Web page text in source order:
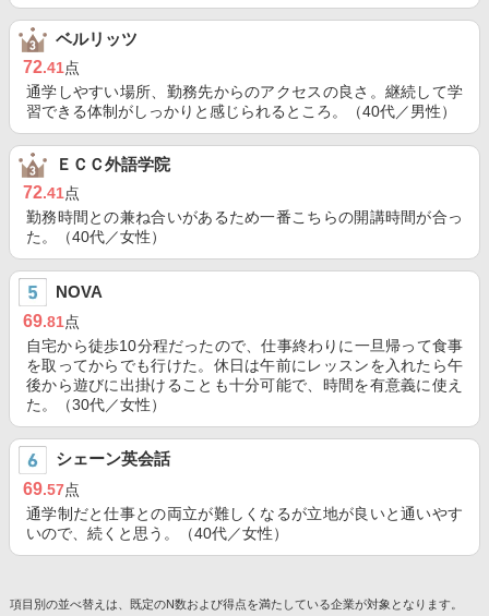
ベルリッツ
72.41点
通学しやすい場所、勤務先からのアクセスの良さ。継続して学
習できる体制がしっかりと感じられるところ。（40代／男性）
ＥＣＣ外語学院
72.41点
勤務時間との兼ね合いがあるため一番こちらの開講時間が合っ
た。（40代／女性）
NOVA
69.81点
自宅から徒歩10分程だったので、仕事終わりに一旦帰って食事
を取ってからでも行けた。休日は午前にレッスンを入れたら午
後から遊びに出掛けることも十分可能で、時間を有意義に使え
た。（30代／女性）
シェーン英会話
69.57点
通学制だと仕事との両立が難しくなるが立地が良いと通いやす
いので、続くと思う。（40代／女性）
項目別の並べ替えは、既定のN数および得点を満たしている企業が対象となります。